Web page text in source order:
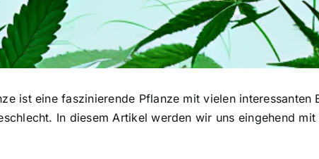
ist eine faszinierende Pflanze mit vielen
In diesem Artikel werden wir uns eingehend